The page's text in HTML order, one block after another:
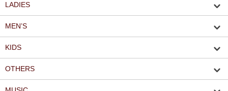
LADIES
MEN’S
KIDS
OTHERS